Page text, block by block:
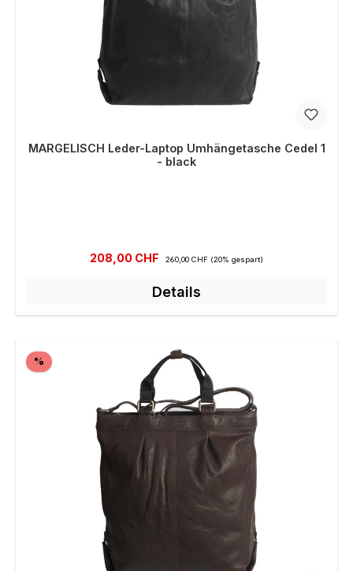
MARGELISCH Leder-Laptop Umhängetasche Cedel 1
- black
Verkaufspreis:
208,00 CHF Regulärer Preis:
260,00 CHF (20% gespart)
Details
%Rabatt